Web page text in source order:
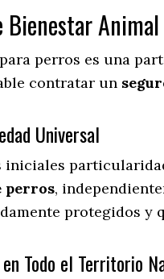
Bienestar
perros es una
contratar un
Universal
iniciales
perros,
protegidos y
Todo el Territorio